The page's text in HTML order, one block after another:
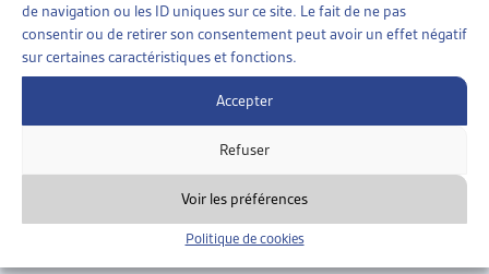
de navigation ou les ID uniques sur ce site. Le fait de ne pas
consentir ou de retirer son consentement peut avoir un effet négatif
sur certaines caractéristiques et fonctions.
Accepter
Refuser
Voir les préférences
Politique de cookies
L’Artias est une organisation romande qui tisse des liens
entre une multitude d’acteurs sociaux. Elle est un lieu
d’échange intercantonal permanent et institutionnel pour
les professionnel-le-s du social, au sein duquel ils et elles
maintient également des liens privilégiés avec le reste de la
TRAVAIL PROSPECTIF